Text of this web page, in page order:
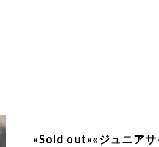
«Sold out»«ジュニア